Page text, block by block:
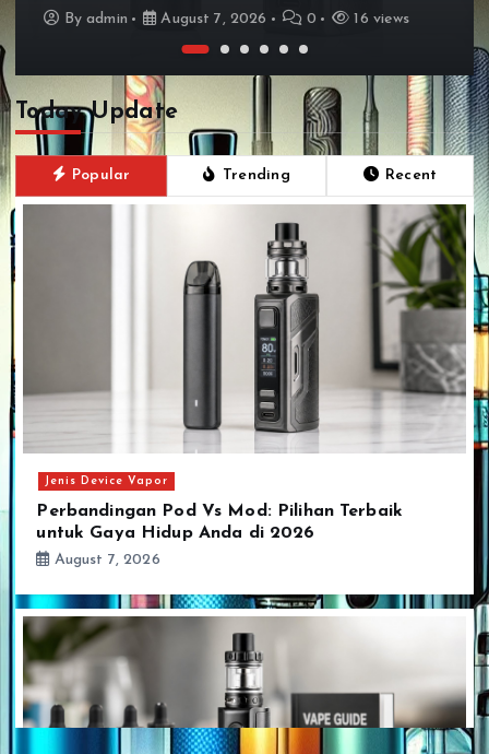
Byadmin August 7, 2026 0 16 views
Today Update
Popular Trending Recent
Jenis Device Vapor
Perbandingan Pod Vs Mod: Pilihan Terbaik
untuk Gaya Hidup Anda di 2026
August 7, 2026